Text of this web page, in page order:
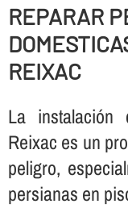
REPARAR
REIXAC
La
Reixac es un
peligro,
persianas en